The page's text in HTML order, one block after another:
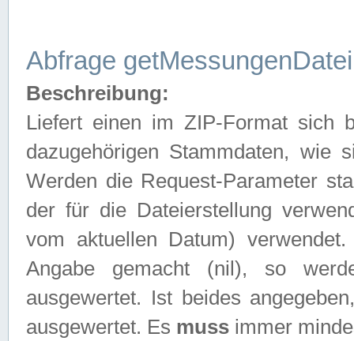
Abfrage getMessungenDatei
Beschreibung:
Liefert einen im ZIP-Format sich
dazugehörigen Stammdaten, wie
Werden die Request-Parameter
der für die Dateierstellung
vom aktuellen Datum)
Angabe gemacht (nil), so
ausgewertet. Ist beides
ausgewertet. Es muss immer